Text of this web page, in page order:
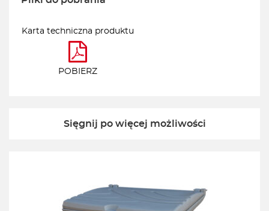
Karta techniczna produktu
POBIERZ
Sięgnij po więcej możliwości